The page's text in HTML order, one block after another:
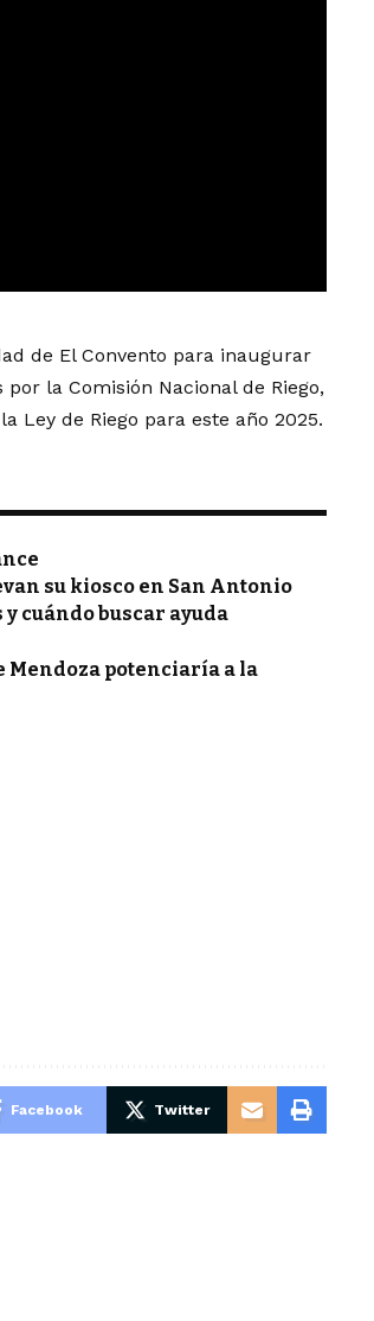
de El Convento para inaugurar
la Comisión Nacional de Riego,
Ley de Riego para este año 2025.
su kiosco en San Antonio
cuándo buscar ayuda
potenciaría a la
Facebook Twitter